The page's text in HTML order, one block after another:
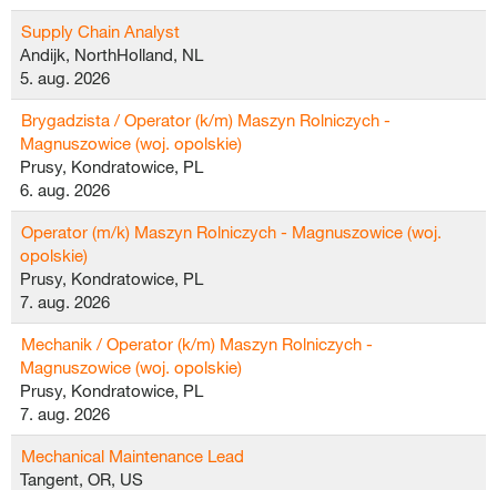
Supply Chain Analyst
Andijk, NorthHolland, NL
5. aug. 2026
Brygadzista / Operator (k/m) Maszyn Rolniczych -
Magnuszowice (woj. opolskie)
Prusy, Kondratowice, PL
6. aug. 2026
Operator (m/k) Maszyn Rolniczych - Magnuszowice (woj.
opolskie)
Prusy, Kondratowice, PL
7. aug. 2026
Mechanik / Operator (k/m) Maszyn Rolniczych -
Magnuszowice (woj. opolskie)
Prusy, Kondratowice, PL
7. aug. 2026
Mechanical Maintenance Lead
Tangent, OR, US